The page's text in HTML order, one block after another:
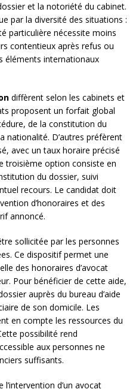
et la notoriété du cabinet.
par la diversité des situations :
particulière nécessite moins
contentieux après refus ou
éléments internationaux
diffèrent selon les cabinets et
proposent un forfait global
de la constitution du
nationalité. D’autres préfèrent
avec un taux horaire précisé
troisième option consiste en
du dossier, suivi
recours. Le candidat doit
d’honoraires et des
annoncé.
sollicitée par les personnes
Ce dispositif permet une
des honoraires d’avocat
Pour bénéficier de cette aide,
auprès du bureau d’aide
de son domicile. Les
en compte les ressources du
possibilité rend
aux personnes ne
suffisants.
l’intervention d’un avocat